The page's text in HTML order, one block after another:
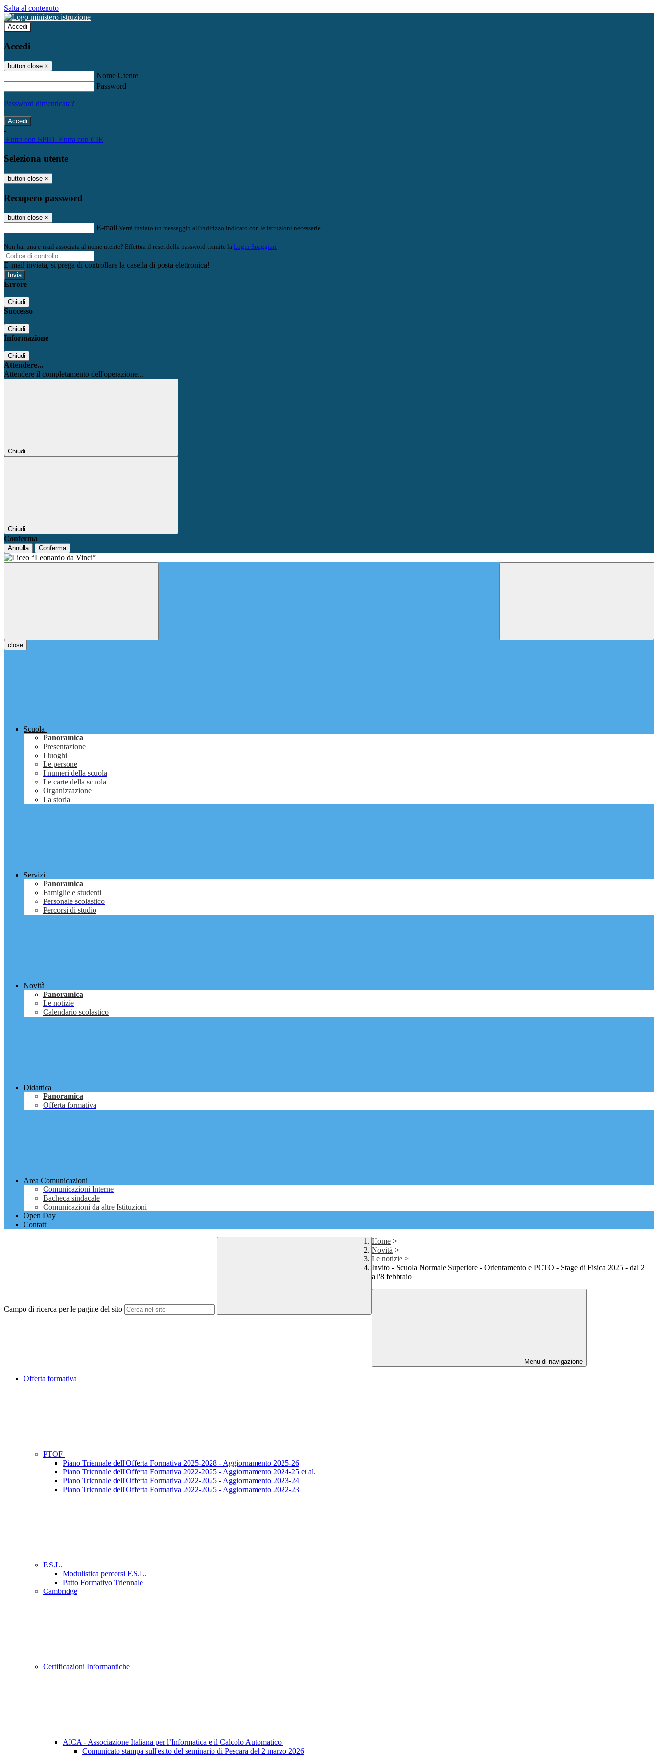
Salta al contenuto
Accedi
Accedi
button close ×
Nome Utente
Password
Password dimenticata?
-
Entra con SPID Entra con CIE
Seleziona utente
button close ×
Recupero password
button close ×
E-mail Verrà inviato un messaggio all'indirizzo indicato con le istruzioni necessarie.
Non hai una e-mail associata al nome utente? Effettua il reset della password tramite la Login Spaggiari
E-mail inviata, si prega di controllare la casella di posta elettronica!
Errore
Chiudi
Successo
Chiudi
Informazione
Chiudi
Attendere...
Attendere il completamento dell'operazione...
Chiudi
Chiudi
Conferma
Annulla Conferma
close
Scuola
Panoramica
Presentazione
I luoghi
Le persone
I numeri della scuola
Le carte della scuola
Organizzazione
La storia
Servizi
Panoramica
Famiglie e studenti
Personale scolastico
Percorsi di studio
Novità
Panoramica
Le notizie
Calendario scolastico
Didattica
Panoramica
Offerta formativa
Area Comunicazioni
Comunicazioni Interne
Bacheca sindacale
Comunicazioni da altre Istituzioni
Open Day
Contatti
Campo di ricerca per le pagine del sito
Home >
Novità >
Le notizie >
Invito - Scuola Normale Superiore - Orientamento e PCTO - Stage di Fisica 2025 - dal 2
all'8 febbraio
Menu di navigazione
Offerta formativa
PTOF
Piano Triennale dell'Offerta Formativa 2025-2028 - Aggiornamento 2025-26
Piano Triennale dell'Offerta Formativa 2022-2025 - Aggiornamento 2024-25 et al.
Piano Triennale dell'Offerta Formativa 2022-2025 - Aggiornamento 2023-24
Piano Triennale dell'Offerta Formativa 2022-2025 - Aggiornamento 2022-23
F.S.L.
Modulistica percorsi F.S.L.
Patto Formativo Triennale
Cambridge
Certificazioni Informantiche
AICA - Associazione Italiana per l’Informatica e il Calcolo Automatico
Comunicato stampa sull'esito del seminario di Pescara del 2 marzo 2026